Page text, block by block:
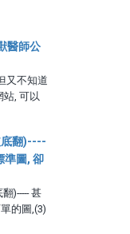
醫師公
又不知道
站, 可以
底翻)----
準圖, 卻
)----- 甚
的圖,(3)